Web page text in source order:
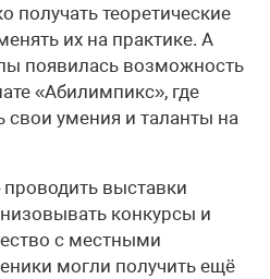
получать теоретические
их на практике. А
появилась возможность
«Абилимпикс», где
свои умения и таланты на
выставки
конкурсы и
с местными
могли получить ещё